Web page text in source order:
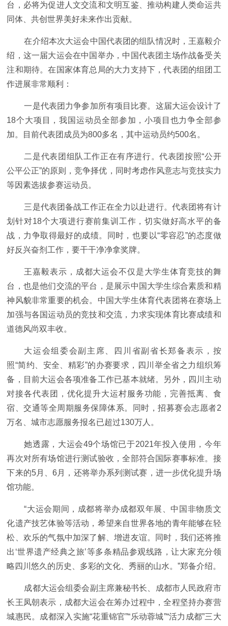
台，必将为促进人文交流和文明互鉴、推动构建人类命运共
同体、共创世界美好未来作出贡献。
在介绍本次大运会中国代表团的组队情况时，王嘉毅介
绍，这一届大运会在中国举办，中国代表团主场作战备受关
注和期待。在国家体育总局的大力支持下，代表团的组团工
作进展非常顺利：
一是代表团力争参加所有项目比赛。这届大运会设计了
18个大项目，我国运动员全部参加，小项目也力争全部参
加。目前代表团成员为800多名，其中运动员约500名。
二是代表团组队工作正在有序进行。代表团按照“公开
公平公正”的原则，竞争择优，同时考虑作风意志与竞技实力
等因素选拔参赛运动员。
三是代表团备战工作正在全力以赴进行。代表团将有计
划针对18个大项进行赛前集训工作，切实做好高水平的备
战，力争取得最好的成绩。同时，也要以“零容忍”的态度做
好反兴奋剂工作，要干干净净拿奖牌。
王嘉毅表示，成都大运会不仅是大学生体育竞技的舞
台，也是他们交流的平台，是展示中国大学生综合素质和精
神风貌非常重要的机会。中国大学生体育代表团将在赛场上
加强与各国运动员的竞技和交流，力求实现体育比赛成绩和
道德风尚双丰收。
大运会组委会副主席、四川省副省长郑备表示，按
照“简约、安全、精彩”的办赛要求，四川举全省之力组织筹
备，目前大运会各项准备工作已基本就绪。另外，四川主动
对接各代表团，优化提升大运村服务功能，完善抵离、食
宿、交通等全周期服务保障体系。同时，招募赛会志愿者2
万名、城市志愿服务报名已超过130万人。
她透露，大运会49个场馆已于2021年投入使用，今年
再次对所有场馆进行测试验收，全部符合国际赛事标准。接
下来的5月、6月，还将举办系列测试赛，进一步优化提升场
馆功能。
“大运会期间，成都将举办成都双年展、中国非物质文
化遗产技艺体验等活动，希望来自世界各地的青年能够在轻
松、欢乐的气氛中加深了解、增进友谊。同时，我们还将推
出‘世界遗产经典之旅’等多条精品参观线路，让大家充分领
略四川悠久的历史、多彩的文化、秀丽的山水。”郑备介绍。
成都大运会组委会副主席兼秘书长、成都市人民政府市
长王凤朝表示，成都大运会在筹办过程中，全程坚持办赛营
城惠民。成都深入实施“花重锦官”“乐动蓉城”“活力成都”三大